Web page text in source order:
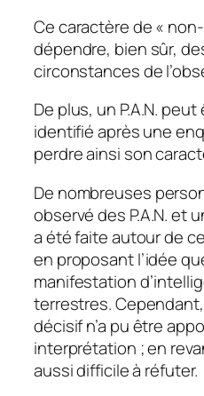
Ce caractère de «
dépendre, bien sûr,
circonstances de
De plus, un P.A.N.
identifié après une
perdre ainsi son
De nombreuses
observé des P.A.N. et
a été faite autour de
en proposant l’idée
manifestation
terrestres.
décisif n’a pu être
interprétation ; en
aussi difficile à réfuter.